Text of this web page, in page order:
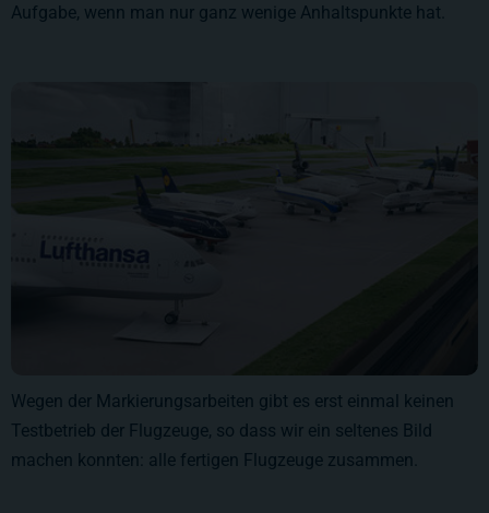
Aufgabe, wenn man nur ganz wenige Anhaltspunkte hat.
Wegen der Markierungsarbeiten gibt es erst einmal keinen
Testbetrieb der Flugzeuge, so dass wir ein seltenes Bild
machen konnten: alle fertigen Flugzeuge zusammen.